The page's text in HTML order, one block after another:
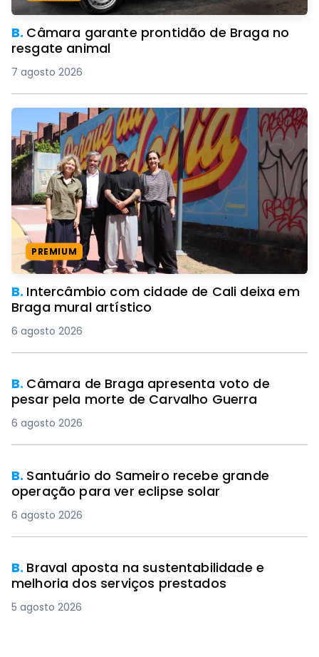
B. Câmara garante prontidão de Braga no
resgate animal
7 agosto 2026
PREMIUM
B. Intercâmbio com cidade de Cali deixa em
Braga mural artístico
6 agosto 2026
B. Câmara de Braga apresenta voto de
pesar pela morte de Carvalho Guerra
6 agosto 2026
B. Santuário do Sameiro recebe grande
operação para ver eclipse solar
6 agosto 2026
B. Braval aposta na sustentabilidade e
melhoria dos serviços prestados
5 agosto 2026